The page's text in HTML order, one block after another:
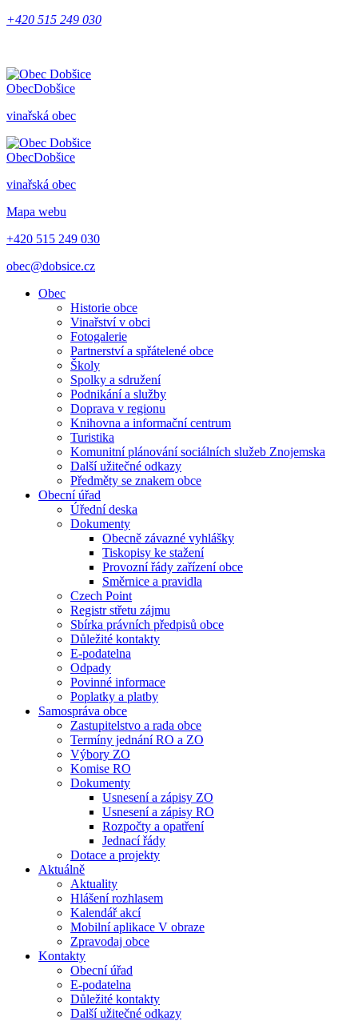
+420 515 249 030
ObecDobšice
vinařská obec
ObecDobšice
vinařská obec
Mapa webu
+420 515 249 030
obec@dobsice.cz
Obec
Historie obce
Vinařství v obci
Fotogalerie
Partnerství a spřátelené obce
Školy
Spolky a sdružení
Podnikání a služby
Doprava v regionu
Knihovna a informační centrum
Turistika
Komunitní plánování sociálních služeb Znojemska
Další užitečné odkazy
Předměty se znakem obce
Obecní úřad
Úřední deska
Dokumenty
Obecně závazné vyhlášky
Tiskopisy ke stažení
Provozní řády zařízení obce
Směrnice a pravidla
Czech Point
Registr střetu zájmu
Sbírka právních předpisů obce
Důležité kontakty
E-podatelna
Odpady
Povinné informace
Poplatky a platby
Samospráva obce
Zastupitelstvo a rada obce
Termíny jednání RO a ZO
Výbory ZO
Komise RO
Dokumenty
Usnesení a zápisy ZO
Usnesení a zápisy RO
Rozpočty a opatření
Jednací řády
Dotace a projekty
Aktuálně
Aktuality
Hlášení rozhlasem
Kalendář akcí
Mobilní aplikace V obraze
Zpravodaj obce
Kontakty
Obecní úřad
E-podatelna
Důležité kontakty
Další užitečné odkazy